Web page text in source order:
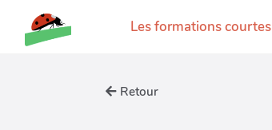
Aller au contenu principalLes formations courtes
Retour